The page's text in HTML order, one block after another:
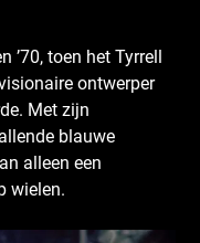
’70, toen het Tyrrell
ontwerper
Met zijn
blauwe
alleen een
wielen.